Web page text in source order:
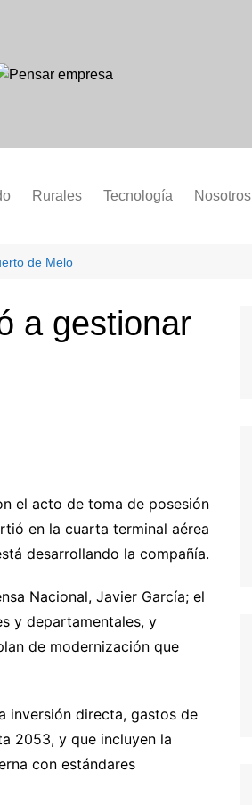
Rurales Tecnología Nosotros
de Melo
a gestionar
el acto de toma de posesión
en la cuarta terminal aérea
desarrollando la compañía.
Nacional, Javier García; el
y departamentales, y
de modernización que
inversión directa, gastos de
2053, y que incluyen la
con estándares